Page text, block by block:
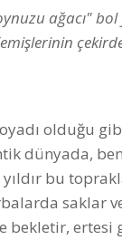
ağacı" bol
olduğu
dünyada,
bu
saklar
ertesi